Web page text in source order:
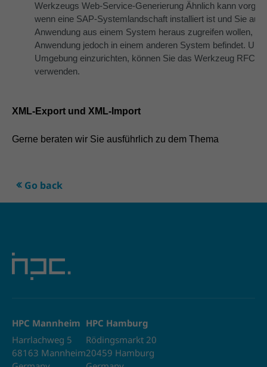
Werkzeugs Web-Service-Generierung Ähnlich kann
wenn eine SAP-Systemlandschaft installiert ist und Sie auf
Anwendung aus einem System heraus zugreifen wollen,
Anwendung jedoch in einem anderen System befindet. Um
Umgebung einzurichten, können Sie das Werkzeug RFC-
verwenden.
XML-Export und XML-Import
Gerne beraten wir Sie ausführlich zu dem Thema
Go back
HPC Mannheim
Harrlachweg 5
68163 Mannheim
HPC Hamburg
Rödingsmarkt 20
20459 Hamburg